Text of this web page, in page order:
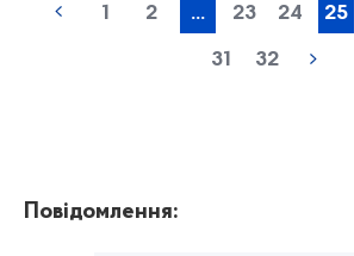
1 2 ... 23 24 25
31 32
Повідомлення: